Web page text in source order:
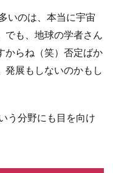
いのは、本当に宇宙
でも、地球の学者さん
からね（笑）否定ばか
発展もしないのかもし
う分野にも目を向け